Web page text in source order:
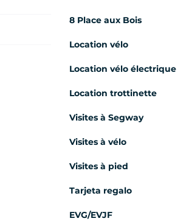
8 Place aux Bois
Location vélo
Location vélo électrique
Location trottinette
Visites à Segway
Visites à vélo
Visites à pied
Tarjeta regalo
EVG/EVJF